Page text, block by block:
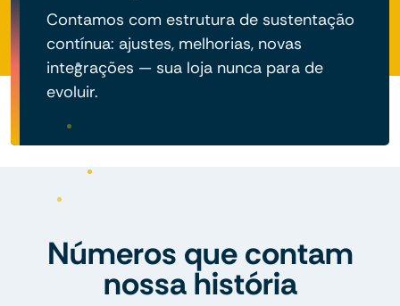
Contamos com estrutura de sustentação
contínua: ajustes, melhorias, novas
integrações — sua loja nunca para de
evoluir.
Números que contam
nossa história